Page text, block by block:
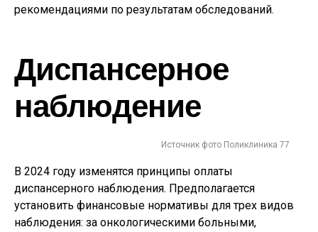
рекомендациями по результатам обследований.
Диспансерное
наблюдение
Источник фото Поликлиника 77
В 2024 году изменятся принципы оплаты
диспансерного наблюдения. Предполагается
установить финансовые нормативы для трех видов
наблюдения: за онкологическими больными,